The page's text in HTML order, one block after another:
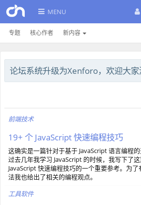
MENU
专题 核心作者 新内容
论坛系统升级为Xenforo，欢迎大家
前端技术
19+ 个 JavaScript 快速编程技巧
这确实是一篇针对于基于 JavaScript 语言编程
过去几年我学习 JavaScript 的时候，我写下了
JavaScript 快速编程技巧的一个重要参考。为
法我也给出了相关的编程观点。
工具软件